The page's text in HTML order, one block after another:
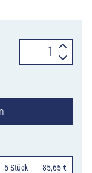
Stilpoller
Serie
aus
mm
5 Stück
85,65 €